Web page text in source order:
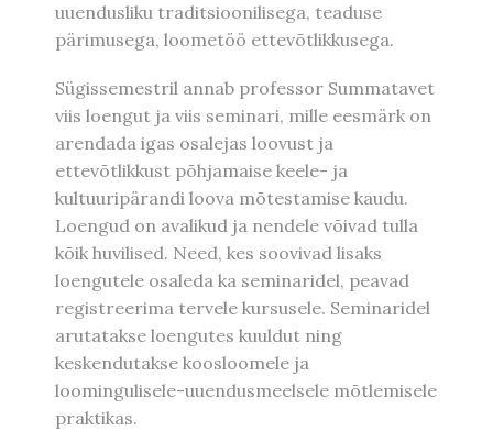
uuendusliku traditsioonilisega, teaduse
pärimusega, loometöö ettevõtlikkusega.
Sügissemestril annab professor Summatavet
viis loengut ja viis seminari, mille eesmärk on
arendada igas osalejas loovust ja
ettevõtlikkust põhjamaise keele- ja
kultuuripärandi loova mõtestamise kaudu.
Loengud on avalikud ja nendele võivad tulla
kõik huvilised. Need, kes soovivad lisaks
loengutele osaleda ka seminaridel, peavad
registreerima tervele kursusele. Seminaridel
arutatakse loengutes kuuldut ning
keskendutakse koosloomele ja
loomingulisele-uuendusmeelsele mõtlemisele
praktikas.